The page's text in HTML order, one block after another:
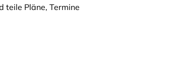
teile Pläne, Termine